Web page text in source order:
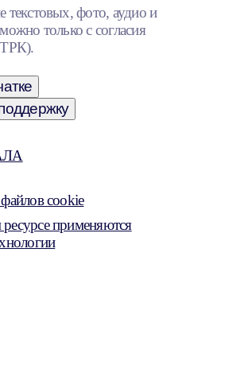
текстовых, фото, аудио и
только с согласия
cookie
применяются